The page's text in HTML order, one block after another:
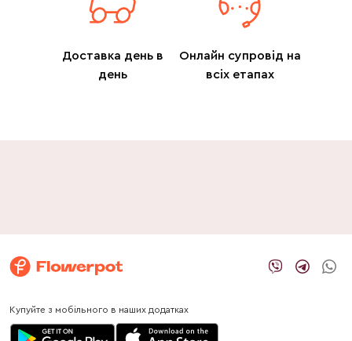
Доставка день в
день
Онлайн супровід на
всіх етапах
Купуйте з мобільного в наших додатках